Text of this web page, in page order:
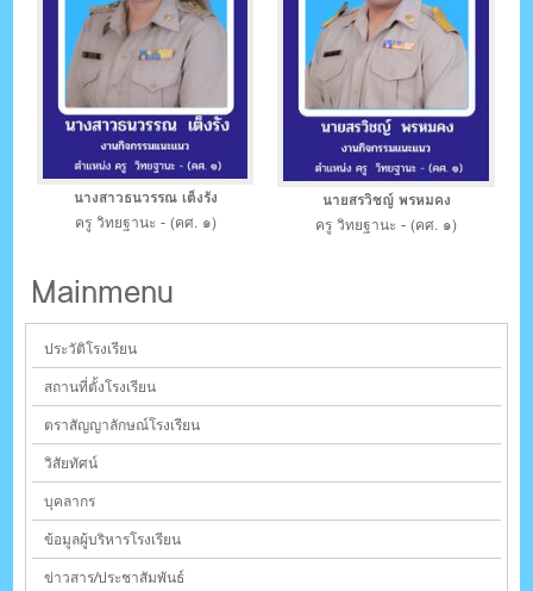
นางสาวธนวรรณ เต็งรัง
ครู วิทยฐานะ - (คศ. ๑)
นายสรวิชญ์ พรหมคง
ครู วิทยฐานะ - (คศ. ๑)
Mainmenu
ประวัติโรงเรียน
สถานที่ตั้งโรงเรียน
ตราสัญญาลักษณ์โรงเรียน
วิสัยทัศน์
บุคลากร
ข้อมูลผู้บริหารโรงเรียน
ข่าวสาร/ประชาสัมพันธ์